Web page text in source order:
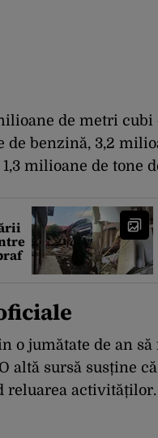
de metri
de benzină, 3,2
milioane de tone
o jumătate de an
altă sursă susține
reluarea activităților.